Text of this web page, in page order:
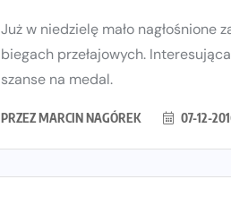
Już w niedzielę mało nagłośnione
biegach przełajowych.
szanse na medal.
PRZEZMARCIN NAGÓREK 07-12-